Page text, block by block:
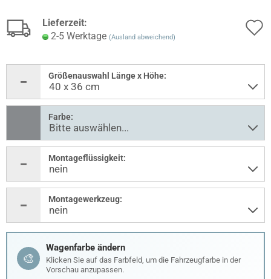
Lieferzeit:
2-5 Werktage (Ausland abweichend)
Größenauswahl Länge x Höhe:
Farbe:
Montageflüssigkeit:
Montagewerkzeug:
🎨
Wagenfarbe ändern
Klicken Sie auf das Farbfeld, um die Fahrzeugfarbe in der
Vorschau anzupassen.